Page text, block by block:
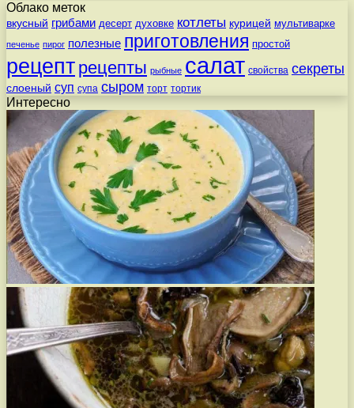
Облако меток
вкусный грибами десерт духовке котлеты курицей мультиварке
печенье пирог полезные приготовления простой
рецепт рецепты рыбные салат свойства секреты
слоеный суп супа сыром торт тортик
Интересно